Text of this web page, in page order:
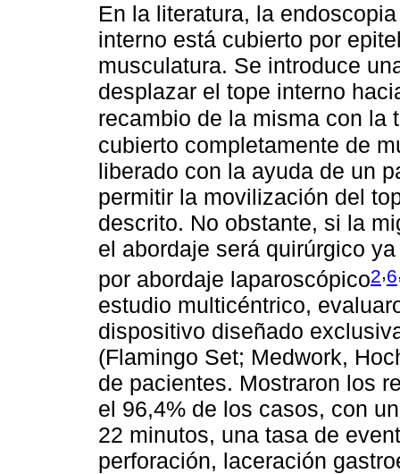
En la literatura, la
interno está cubierto por
musculatura. Se introduce
desplazar el tope interno
recambio de la misma con la
cubierto completamente de
liberado con la ayuda de un
permitir la movilización del
descrito. No obstante, si la
el abordaje será quirúrgico
por abordaje laparoscópico2 6
estudio multicéntrico,
dispositivo diseñado
(Flamingo Set; Medwork,
de pacientes. Mostraron los
el 96,4% de los casos, con
22 minutos, una tasa de
perforación, laceración